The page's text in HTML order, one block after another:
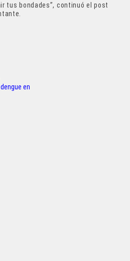
tus bondades”, continuó el post
en